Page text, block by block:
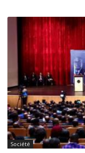
Société